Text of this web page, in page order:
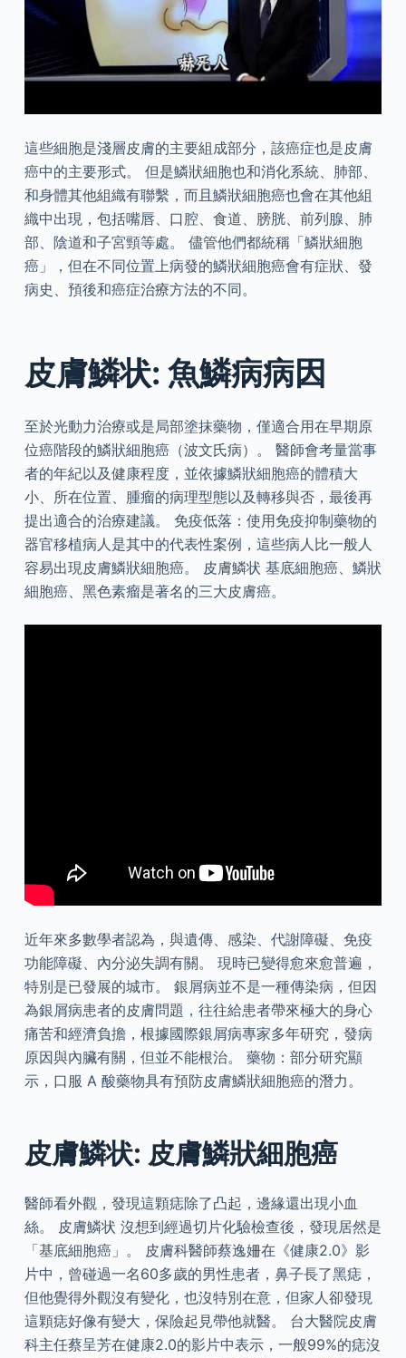
這些細胞是淺層皮膚的主要組成部分，該癌症也是皮膚
癌中的主要形式。 但是鱗狀細胞也和消化系統、肺部、
和身體其他組織有聯繫，而且鱗狀細胞癌也會在其他組
織中出現，包括嘴唇、口腔、食道、膀胱、前列腺、肺
部、陰道和子宮頸等處。 儘管他們都統稱「鱗狀細胞
癌」，但在不同位置上病發的鱗狀細胞癌會有症狀、發
病史、預後和癌症治療方法的不同。
皮膚鱗状: 魚鱗病病因
至於光動力治療或是局部塗抹藥物，僅適合用在早期原
位癌階段的鱗狀細胞癌（波文氏病）。 醫師會考量當事
者的年紀以及健康程度，並依據鱗狀細胞癌的體積大
小、所在位置、腫瘤的病理型態以及轉移與否，最後再
提出適合的治療建議。 免疫低落：使用免疫抑制藥物的
器官移植病人是其中的代表性案例，這些病人比一般人
容易出現皮膚鱗狀細胞癌。 皮膚鱗状 基底細胞癌、鱗狀
細胞癌、黑色素瘤是著名的三大皮膚癌。
近年來多數學者認為，與遺傳、感染、代謝障礙、免疫
功能障礙、內分泌失調有關。 現時已變得愈來愈普遍，
特別是已發展的城市。 銀屑病並不是一種傳染病，但因
為銀屑病患者的皮膚問題，往往給患者帶來極大的身心
痛苦和經濟負擔，根據國際銀屑病專家多年研究，發病
原因與內臟有關，但並不能根治。 藥物：部分研究顯
示，口服 A 酸藥物具有預防皮膚鱗狀細胞癌的潛力。
皮膚鱗状: 皮膚鱗狀細胞癌
醫師看外觀，發現這顆痣除了凸起，邊緣還出現小血
絲。 皮膚鱗状 沒想到經過切片化驗檢查後，發現居然是
「基底細胞癌」。 皮膚科醫師蔡逸姍在《健康2.0》影
片中，曾碰過一名60多歲的男性患者，鼻子長了黑痣，
但他覺得外觀沒有變化，也沒特別在意，但家人卻發現
這顆痣好像有變大，保險起見帶他就醫。 台大醫院皮膚
科主任蔡呈芳在健康2.0的影片中表示，一般99%的痣沒